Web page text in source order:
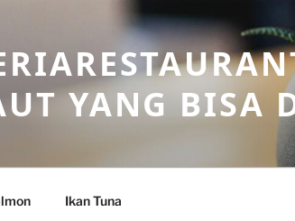
YANG BISA
Ikan Tuna